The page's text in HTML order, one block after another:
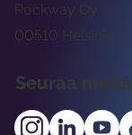
Rockway Oy
00510 Helsinki
Seuraa meitä